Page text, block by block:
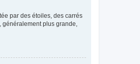
par des étoiles, des carrés
plus grande,